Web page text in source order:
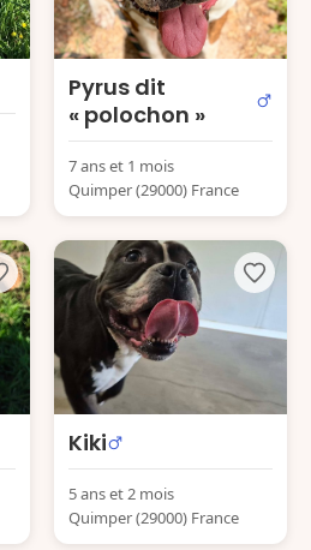
Pyrus dit
« polochon »
7 ans et 1 mois
Quimper (29000) France
Kiki
5 ans et 2 mois
Quimper (29000) France